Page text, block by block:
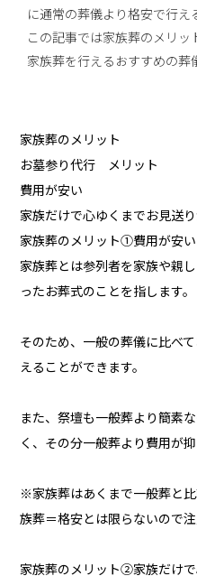
に通常の葬儀より格安で行え
この記事では家族葬のメリ
家族葬を行えるおすすめの葬
家族葬のメリット
お墓参り代行 メリット
費用が安い
家族だけで心ゆくまでお見送
家族葬のメリット①費用が安い
家族葬とは参列者を家族や親
ったお葬式のことを指します。
そのため、一般の葬儀に比べ
えることができます。
また、祭壇も一般葬より簡素
く、その分一般葬より費用が抑
※家族葬はあくまで一般葬と
族葬＝格安とは限らないので注
家族葬のメリット②家族だけ